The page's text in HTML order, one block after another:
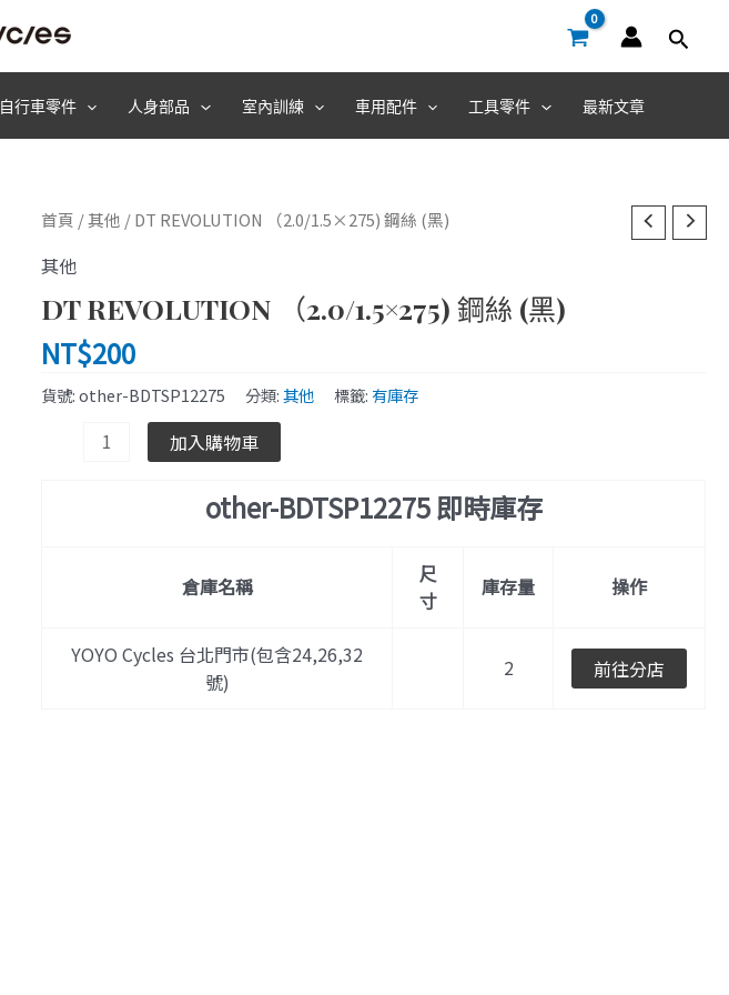
自行車零件 人身部品 室內訓練 車用配件 工具零件 最新文章
首頁 /其他 / DT REVOLUTION （2.0/1.5×275) 鋼絲 (黑)
其他
DT REVOLUTION （2.0/1.5×275) 鋼絲 (黑)
NT$200
貨號:other-BDTSP12275 分類:其他 標籤: 有庫存
DT
（2.0/1.5x275)
鋼
絲
(黑)
數
量
加入購物車
other-BDTSP12275 即時庫存
倉庫名稱
尺
寸
庫存量 操作
YOYO Cycles 台北門市(包含24,26,32
號)
2 前往分店